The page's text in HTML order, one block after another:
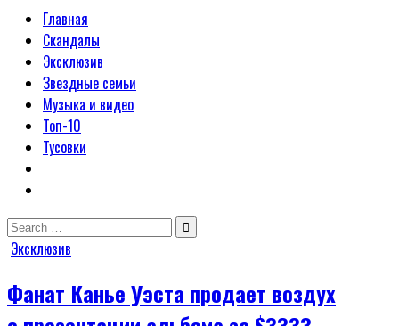
Главная
Скандалы
Эксклюзив
Звездные семьи
Музыка и видео
Топ-10
Тусовки
Search
for:
Posted
Эксклюзив
Фанат Канье Уэста продает воздух